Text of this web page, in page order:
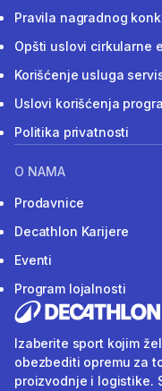
Pravila nagradnog
Opšti uslovi cirkularne
Korišćenje usluga
Uslovi korišćenja
Politika privatnosti
O NAMA
Prodavnice
Decathlon Karijere
Eventi
Program lojalnosti
Izaberite sport kojim
obezbediti opremu za
proizvodnje i logistike.